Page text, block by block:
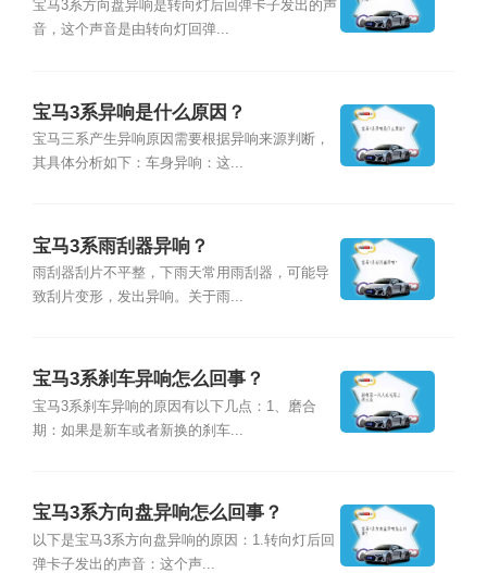
宝马3系方向盘异响是转向灯后回弹卡子发出的声
音，这个声音是由转向灯回弹...
宝马3系异响是什么原因？
宝马三系产生异响原因需要根据异响来源判断，
其具体分析如下：车身异响：这...
宝马3系雨刮器异响？
雨刮器刮片不平整，下雨天常用雨刮器，可能导
致刮片变形，发出异响。关于雨...
宝马3系刹车异响怎么回事？
宝马3系刹车异响的原因有以下几点：1、磨合
期：如果是新车或者新换的刹车...
宝马3系方向盘异响怎么回事？
以下是宝马3系方向盘异响的原因：1.转向灯后回
弹卡子发出的声音：这个声...